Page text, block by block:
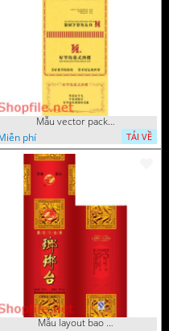
23102025 vy
nga
Mẫu vector package mẫu mới
phí
TẢI VỀ
Mẫu layout bao bì đơn giản